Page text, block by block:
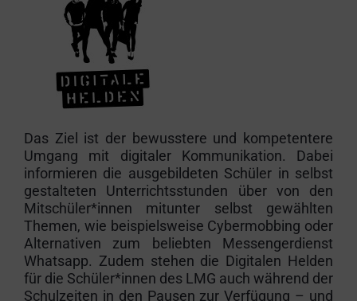
Das Ziel ist der bewusstere und kompetentere
Umgang mit digitaler Kommunikation. Dabei
informieren die ausgebildeten Schüler in selbst
gestalteten Unterrichtsstunden über von den
Mitschüler*innen mitunter selbst gewählten
Themen, wie beispielsweise Cybermobbing oder
Alternativen zum beliebten Messengerdienst
Whatsapp. Zudem stehen die Digitalen Helden
für die Schüler*innen des LMG auch während der
Schulzeiten in den Pausen zur Verfügung – und